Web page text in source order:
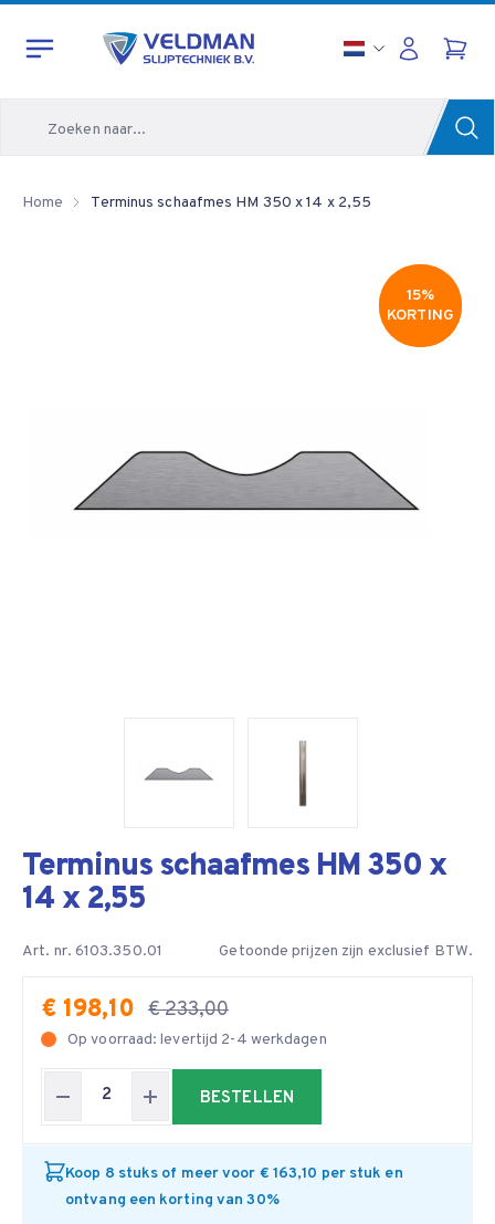
Home Terminus schaafmes HM 350 x 14 x 2,55
15%
KORTING
15%
KORTING
Terminus schaafmes HM 350 x
14 x 2,55
Art. nr. 6103.350.01 Getoonde prijzen zijn exclusief BTW.
€ 198,10 € 233,00
Op voorraad: levertijd 2-4 werkdagen
BESTELLEN
Koop 8 stuks of meer voor € 163,10 per stuk en
ontvang een korting van 30%